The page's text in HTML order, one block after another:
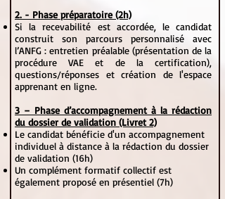
2. - Phase préparatoire (2h)
Si la recevabilité est accordée, le candidat
construit son parcours personnalisé avec
l’ANFG : entretien préalable (présentation de la
procédure VAE et de la certification),
questions/réponses et création de l'espace
apprenant en ligne.
3 – Phase d’accompagnement à la rédaction
du dossier de validation (Livret 2)
Le candidat bénéficie d'un accompagnement
individuel à distance à la rédaction du dossier
de validation (16h)
Un complément formatif collectif est
également proposé en présentiel (7h)